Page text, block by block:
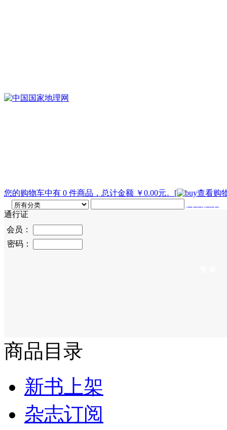
您的购物车中有 0 件商品，总计金额 ￥0.00元。 [
查看购
通行证
会员：
密码：
商品目录
新书上架
杂志订阅